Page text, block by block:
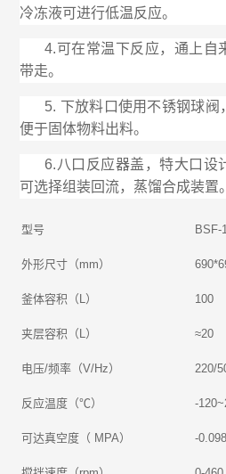
冷冻液可进行低温反应。
4.可在常温下反应，通上自
带走。
5. 下放料口使用不锈钢球阀
便于固体物料出料。
6.八口反应器盖，特大口设
可选择组装回流，蒸馏合成装置。
型号 BSF-
外形尺寸（mm）
釜体容积（L） 100
夹层容积（L） ≈20
电压/频率（V/Hz） 220/
反应温度（℃） -
可达真空度（ MPA） -0.098